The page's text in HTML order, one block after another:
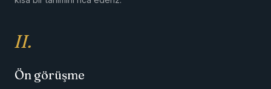
II.
Ön görüşme